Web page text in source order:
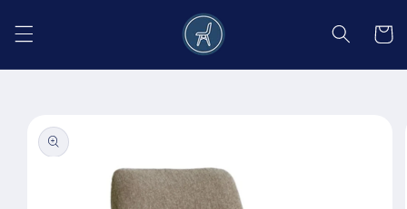
conținut
Coș
informațiile
despre
produs